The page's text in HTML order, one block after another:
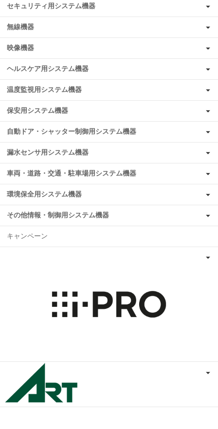
セキュリティ用システム機器
無線機器
映像機器
ヘルスケア用システム機器
温度監視用システム機器
保安用システム機器
自動ドア・シャッター制御用システム機器
漏水センサ用システム機器
車両・道路・交通・駐車場用システム機器
環境保全用システム機器
その他情報・制御用システム機器
キャンペーン